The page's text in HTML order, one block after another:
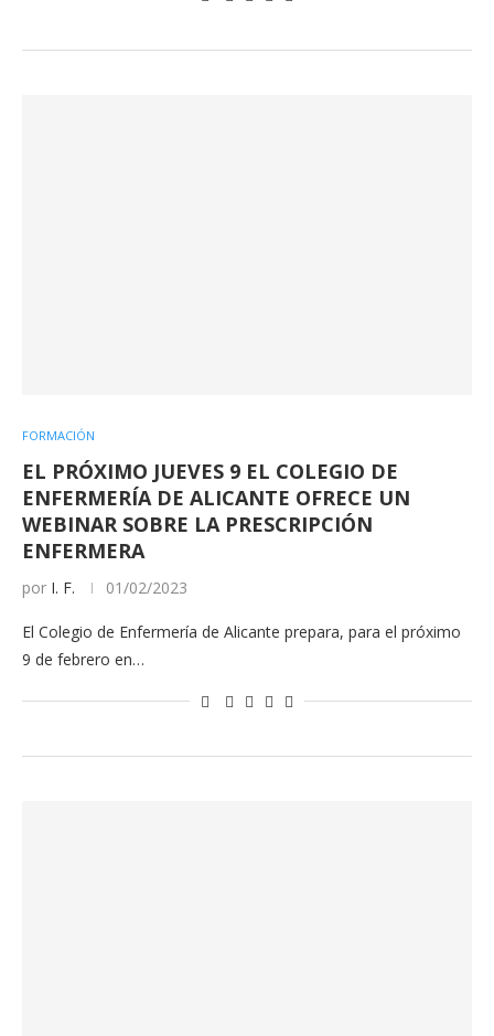
FORMACIÓN
EL PRÓXIMO JUEVES 9 EL COLEGIO DE
ENFERMERÍA DE ALICANTE OFRECE UN
WEBINAR SOBRE LA PRESCRIPCIÓN
ENFERMERA
por I. F. 01/02/2023
El Colegio de Enfermería de Alicante prepara, para el próximo
9 de febrero en…